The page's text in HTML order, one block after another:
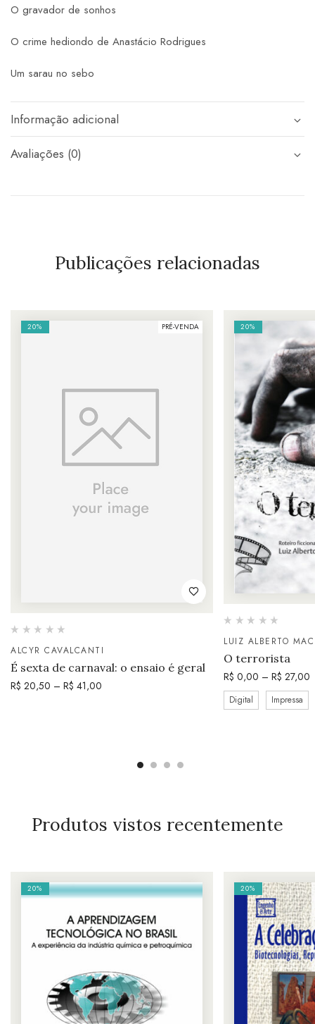
O gravador de sonhos
O crime hediondo de Anastácio Rodrigues
Um sarau no sebo
Informação adicional
Avaliações (0)
Publicações relacionadas
20% PRÉ-VENDA
ALCYR CAVALCANTI
É sexta de carnaval: o ensaio é geral
R$ 20,50 – R$ 41,00
20%
LUIZ ALBERTO
O terrorista
R$ 0,00 – R$ 27,00
Digital Impressa
Produtos vistos recentemente
20% 20%